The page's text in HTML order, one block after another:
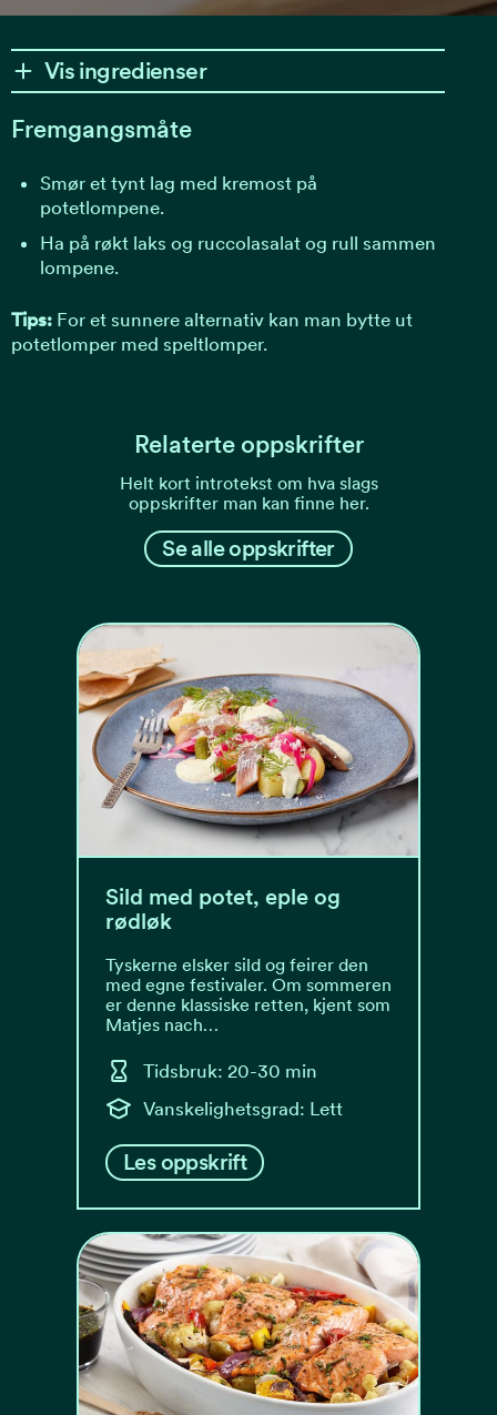
Vis ingredienser
Fremgangsmåte
Smør et tynt lag med kremost på
potetlompene.
Ha på røkt laks og ruccolasalat og rull sammen
lompene.
Tips: For et sunnere alternativ kan man bytte ut
potetlomper med speltlomper.
Relaterte oppskrifter
Helt kort introtekst om hva slags
oppskrifter man kan finne her.
Se alle oppskrifter
Sild med potet, eple og
rødløk
Tyskerne elsker sild og feirer den
med egne festivaler. Om sommeren
er denne klassiske retten, kjent som
Matjes nach…
Tidsbruk: 20-30 min
Vanskelighetsgrad: Lett
Les oppskrift